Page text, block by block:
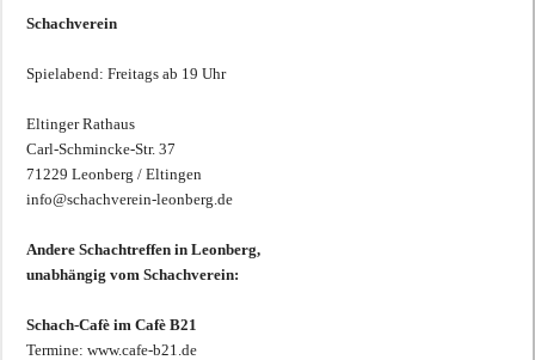
Schachverein
Spielabend: Freitags ab 19 Uhr
Eltinger Rathaus
Carl-Schmincke-Str. 37
71229 Leonberg / Eltingen
info@schachverein-leonberg.de
Andere Schachtreffen in Leonberg,
unabhängig vom Schachverein:
Schach-Cafè im Cafè B21
Termine: www.cafe-b21.de